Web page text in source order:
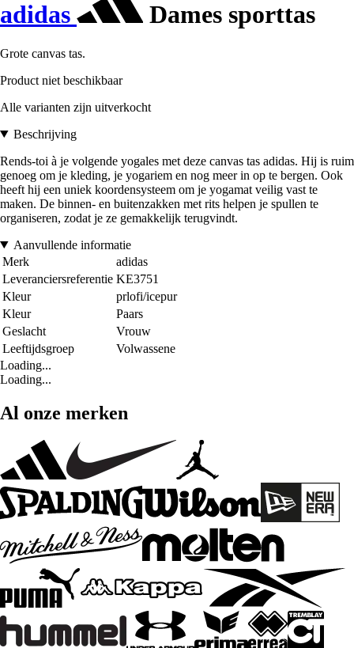
adidas Dames sporttas
Grote canvas tas.
Product niet beschikbaar
Alle varianten zijn uitverkocht
Beschrijving
Rends-toi à je volgende yogales met deze canvas tas adidas. Hij is ruim
genoeg om je kleding, je yogariem en nog meer in op te bergen. Ook
heeft hij een uniek koordensysteem om je yogamat veilig vast te
maken. De binnen- en buitenzakken met rits helpen je spullen te
organiseren, zodat je ze gemakkelijk terugvindt.
Aanvullende informatie
Merk
adidas
Leveranciersreferentie KE3751
Kleur
prlofi/icepur
Kleur
Paars
Geslacht
Vrouw
Leeftijdsgroep
Volwassene
Loading...
Loading...
Al onze merken